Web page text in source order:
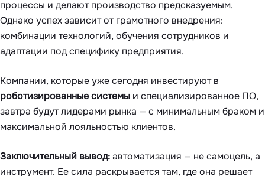
процессы и делают производство предсказуемым.
Однако успех зависит от грамотного внедрения:
комбинации технологий, обучения сотрудников и
адаптации под специфику предприятия.
Компании, которые уже сегодня инвестируют в
роботизированные системы и специализированное ПО,
завтра будут лидерами рынка — с минимальным браком и
максимальной лояльностью клиентов.
Заключительный вывод:автоматизация — не самоцель, а
инструмент. Ее сила раскрывается там, где она решает